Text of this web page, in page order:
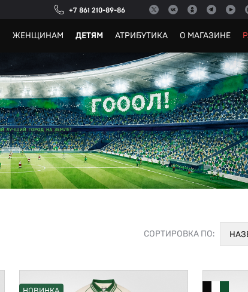
+7 861 210-89-86
ЖЕНЩИНАМ ДЕТЯМ АТРИБУТИКА О МАГАЗИНЕ
СОРТИРОВКА ПО: